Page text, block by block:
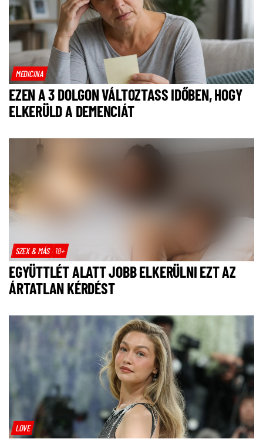
MEDICINA
EZEN A 3 DOLGON VÁLTOZTASS IDŐBEN, HOGY
ELKERÜLD A DEMENCIÁT
SZEX & MÁS 18+
EGYÜTTLÉT ALATT JOBB ELKERÜLNI EZT AZ
ÁRTATLAN KÉRDÉST
LOVE